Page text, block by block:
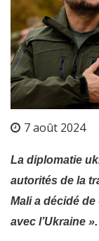
7 août 2024
La diplomatie
autorités de la
Mali a décidé
avec l’Ukraine